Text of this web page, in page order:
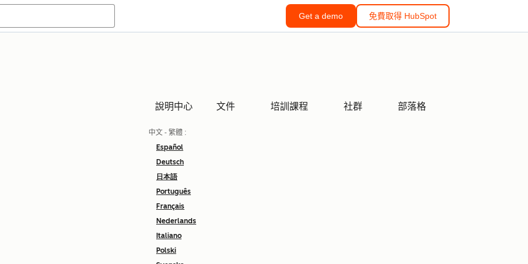
Get a demo 免費取得 HubSpot
說明中心 文件 培訓課程 社群 部落格
中文 - 繁體 :
Español
Deutsch
日本語
Português
Français
Nederlands
Italiano
Polski